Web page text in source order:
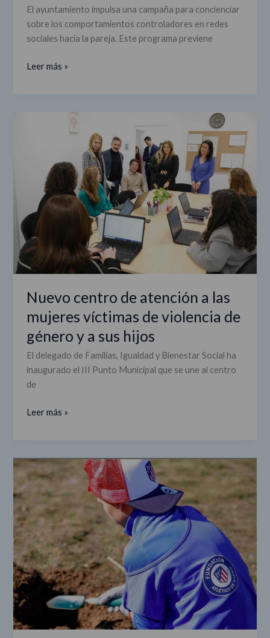
El ayuntamiento impulsa una campaña para concienciar
sobre los comportamientos controladores en redes
sociales hacia la pareja. Este programa previene
Leer más »
Nuevo centro de atención a las
mujeres víctimas de violencia de
género y a sus hijos
El delegado de Familias, Igualdad y Bienestar Social ha
inaugurado el III Punto Municipal que se une al centro
de
atención
mujeres
víctimas
de
violencia
de
y
sus
hijos
Leer más »
Un
año
de
solidaridad
en
Atlético
de
Madrid